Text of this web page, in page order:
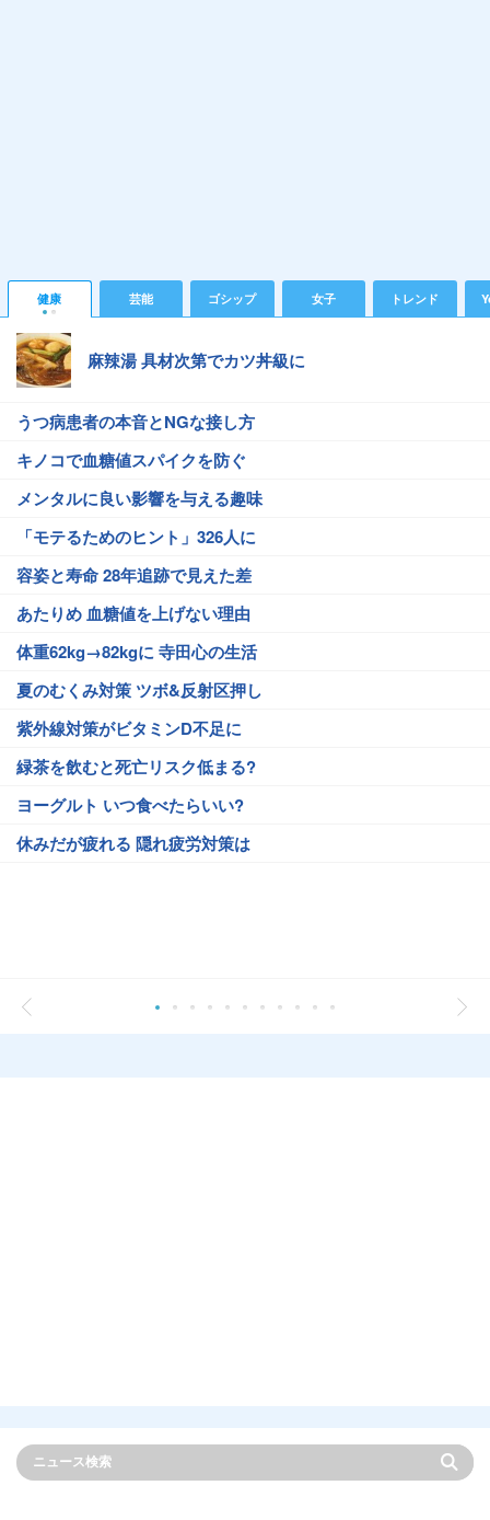
健康 芸能 ゴシップ 女子 トレンド
麻辣湯 具材次第でカツ丼級に
うつ病患者の本音とNGな接し方
キノコで血糖値スパイクを防ぐ
メンタルに良い影響を与える趣味
「モテるためのヒント」326人に
容姿と寿命 28年追跡で見えた差
あたりめ 血糖値を上げない理由
体重62kg→82kgに 寺田心の生活
夏のむくみ対策 ツボ&反射区押し
紫外線対策がビタミンD不足に
緑茶を飲むと死亡リスク低まる?
ヨーグルト いつ食べたらいい?
休みだが疲れる 隠れ疲労対策は